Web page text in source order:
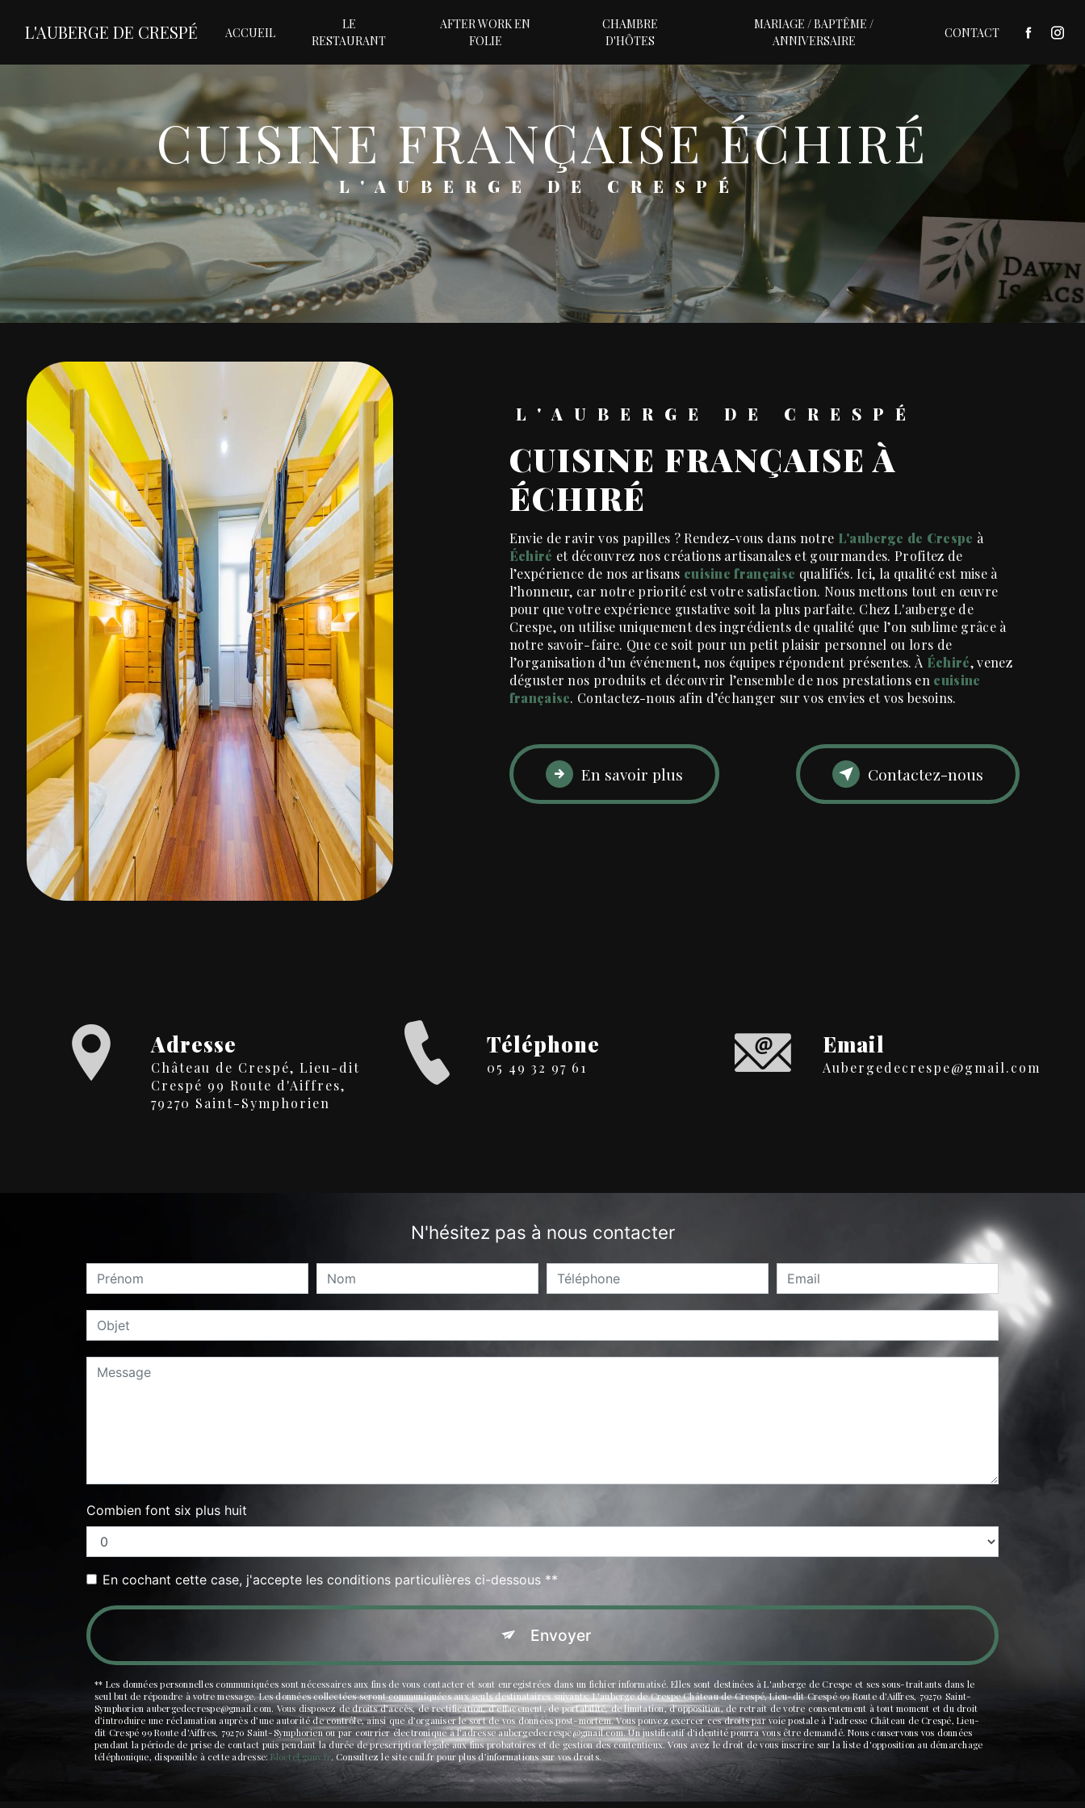
L'AUBERGE DE CRESPÉ ACCUEIL
LE
RESTAURANT
AFTER WORK EN
FOLIE
CHAMBRE
D'HÔTES
MARIAGE / BAPTÊME /
ANNIVERSAIRE
CONTACT
CUISINE FRANÇAISE ÉCHIRÉ
L'AUBERGE DE CRESPÉ
L'AUBERGE DE CRESPÉ
CUISINE FRANÇAISE À
ÉCHIRÉ
Envie de ravir vos papilles ? Rendez-vous dans notre L'auberge de Crespe à
Échiré et découvrez nos créations artisanales et gourmandes. Profitez de
l’expérience de nos artisans cuisine française qualifiés. Ici, la qualité est mise à
l’honneur, car notre priorité est votre satisfaction. Nous mettons tout en œuvre
pour que votre expérience gustative soit la plus parfaite. Chez L'auberge de
Crespe, on utilise uniquement des ingrédients de qualité que l’on sublime grâce à
notre savoir-faire. Que ce soit pour un petit plaisir personnel ou lors de
l’organisation d’un événement, nos équipes répondent présentes. À Échiré, venez
déguster nos produits et découvrir l’ensemble de nos prestations en cuisine
française. Contactez-nous afin d’échanger sur vos envies et vos besoins.
En savoir plus Contactez-nous
Adresse
Château de Crespé, Lieu-dit
Crespé 99 Route d'Aiffres,
79270 Saint-Symphorien
Téléphone
05 49 32 97 61
Email
aubergedecrespe@gmail.com
N'hésitez pas à nous contacter
Combien font six plus huit
En cochant cette case, j'accepte les conditions particulières ci-dessous **
Envoyer
** Les données personnelles communiquées sont nécessaires aux fins de vous contacter et sont enregistrées dans un fichier informatisé. Elles sont destinées à L'auberge de Crespe et ses sous-traitants dans le
seul but de répondre à votre message. Les données collectées seront communiquées aux seuls destinataires suivants: L'auberge de Crespe Château de Crespé, Lieu-dit Crespé 99 Route d'Aiffres, 79270 Saint-
Symphorien aubergedecrespe@gmail.com. Vous disposez de droits d’accès, de rectification, d’effacement, de portabilité, de limitation, d’opposition, de retrait de votre consentement à tout moment et du droit
d’introduire une réclamation auprès d’une autorité de contrôle, ainsi que d’organiser le sort de vos données post-mortem. Vous pouvez exercer ces droits par voie postale à l'adresse Château de Crespé, Lieu-
dit Crespé 99 Route d'Aiffres, 79270 Saint-Symphorien ou par courrier électronique à l'adresse aubergedecrespe@gmail.com. Un justificatif d'identité pourra vous être demandé. Nous conservons vos données
pendant la période de prise de contact puis pendant la durée de prescription légale aux fins probatoires et de gestion des contentieux. Vous avez le droit de vous inscrire sur la liste d'opposition au démarchage
téléphonique, disponible à cette adresse: Bloctel.gouv.fr. Consultez le site cnil.fr pour plus d’informations sur vos droits.